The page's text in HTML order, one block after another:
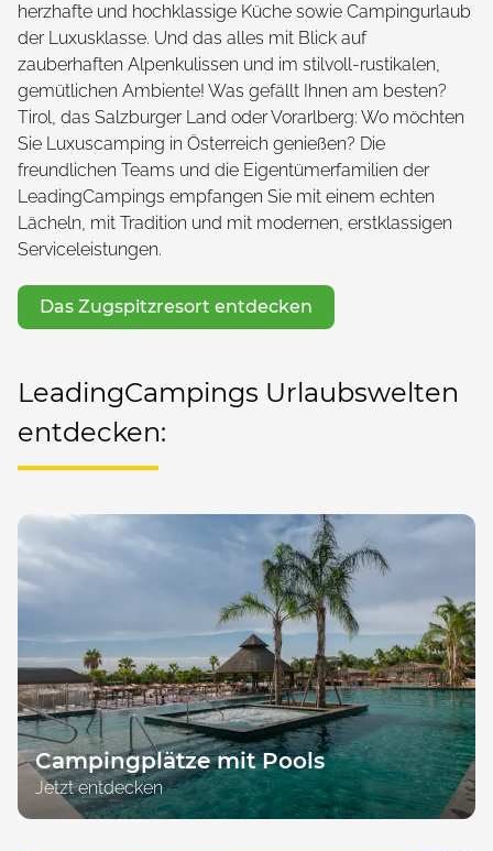
herzhafte und hochklassige Küche sowie Campingurlaub
der Luxusklasse. Und das alles mit Blick auf
zauberhaften Alpenkulissen und im stilvoll-rustikalen,
gemütlichen Ambiente! Was gefällt Ihnen am besten?
Tirol, das Salzburger Land oder Vorarlberg: Wo möchten
Sie Luxuscamping in Österreich genießen? Die
freundlichen Teams und die Eigentümerfamilien der
LeadingCampings empfangen Sie mit einem echten
Lächeln, mit Tradition und mit modernen, erstklassigen
Serviceleistungen.
Das Zugspitzresort entdecken
LeadingCampings Urlaubswelten
entdecken:
Campingplätze mit Pools
Jetzt entdecken